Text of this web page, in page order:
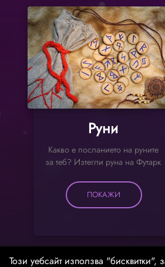
Този уебсайт използва
Руни
Какво е посланието на руните
за теб? Изтегли руна на Футарк
ПОКАЖИ